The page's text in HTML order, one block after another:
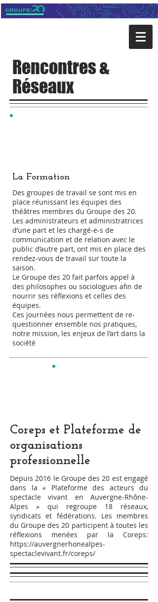
Rencontres &
Réseaux
La Formation
Des groupes de travail se sont mis en
place réunissant les équipes des
théâtres membres du Groupe des 20.
Les administrateurs et administratrices
d’une part et les chargé-e-s de
communication et de relation avec le
public d’autre part, ont mis en place des
rendez-vous de travail sur toute la
saison.
Le Groupe des 20 fait parfois appel à
des philosophes ou sociologues afin de
nourrir ses réflexions et celles des
équipes.
Ces journées nous permettent de re-
questionner ensemble nos pratiques,
notre mission, les enjeux de l’art dans la
société
Coreps et Plateforme de
organisations
professionnelle
Depuis 2016 le Groupe des 20 est engagé
dans la « Plateforme des acteurs du
spectacle vivant en Auvergne-Rhône-
Alpes » qui regroupe 18 réseaux,
syndicats et fédérations. Les membres
du Groupe des 20 participent à toutes les
réflexions menées par la Coreps:
https://auvergnerhonealpes-
spectaclevivant.fr/coreps/